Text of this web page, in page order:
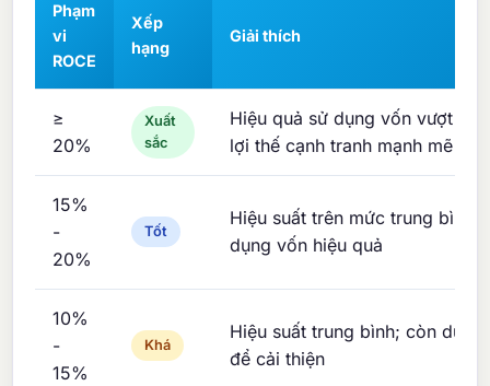
Phạm
vi
ROCE
Xếp
hạng
Giải thích
≥
20%
Xuất
sắc
Hiệu quả sử dụng vốn vượt
lợi thế cạnh tranh mạnh mẽ
15%
-
20%
Tốt
Hiệu suất trên mức trung bình;
dụng vốn hiệu quả
10%
-
15%
Khá
Hiệu suất trung bình; còn dư
để cải thiện